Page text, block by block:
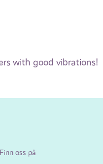
with good vibrations!
Finn oss på